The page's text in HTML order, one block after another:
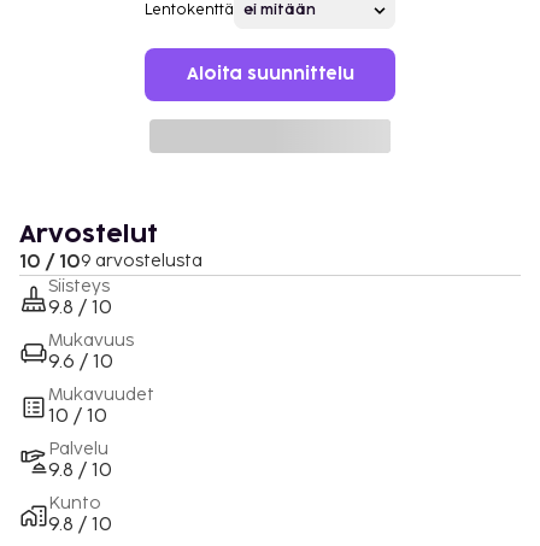
Lentokenttä
Aloita suunnittelu
Arvostelut
10 / 109 arvostelusta
Siisteys
9.8 / 10
Mukavuus
9.6 / 10
Mukavuudet
10 / 10
Palvelu
9.8 / 10
Kunto
9.8 / 10